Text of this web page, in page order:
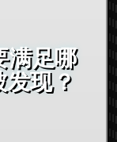
足哪
现？